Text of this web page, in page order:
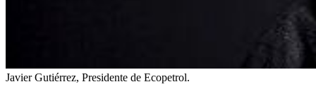
Javier Gutiérrez, Presidente de Ecopetrol.